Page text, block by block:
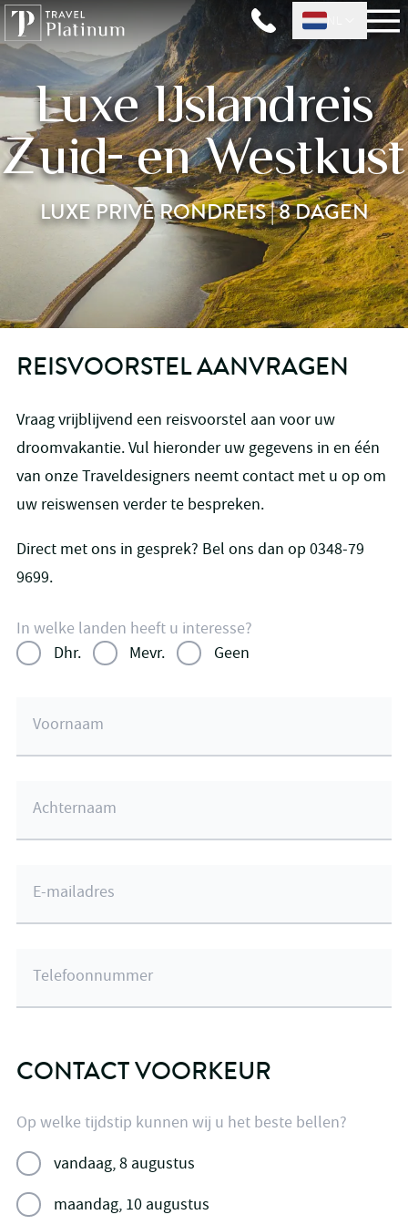
Luxe IJslandreis
Zuid- en Westkust
LUXE PRIVÉ RONDREIS | 8 DAGEN
REISVOORSTEL AANVRAGEN
Vraag vrijblijvend een reisvoorstel aan voor uw
droomvakantie. Vul hieronder uw gegevens in en één
van onze Traveldesigners neemt contact met u op om
uw reiswensen verder te bespreken.
Direct met ons in gesprek? Bel ons dan op 0348-79
9699.
In welke landen heeft u interesse?
Dhr.
Mevr. Geen
Voornaam
Achternaam
E-mailadres
Telefoonnummer
CONTACT VOORKEUR
Op welke tijdstip kunnen wij u het beste bellen?
vandaag, 8 augustus
maandag, 10 augustus